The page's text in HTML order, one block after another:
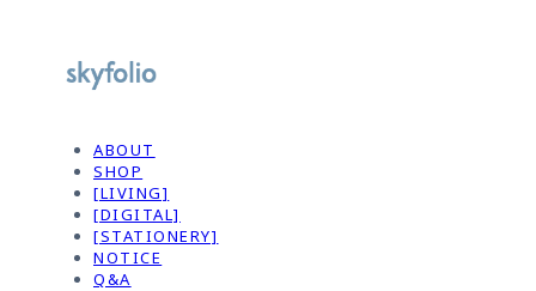
ABOUT
SHOP
[LIVING]
[DIGITAL]
[STATIONERY]
NOTICE
Q&A